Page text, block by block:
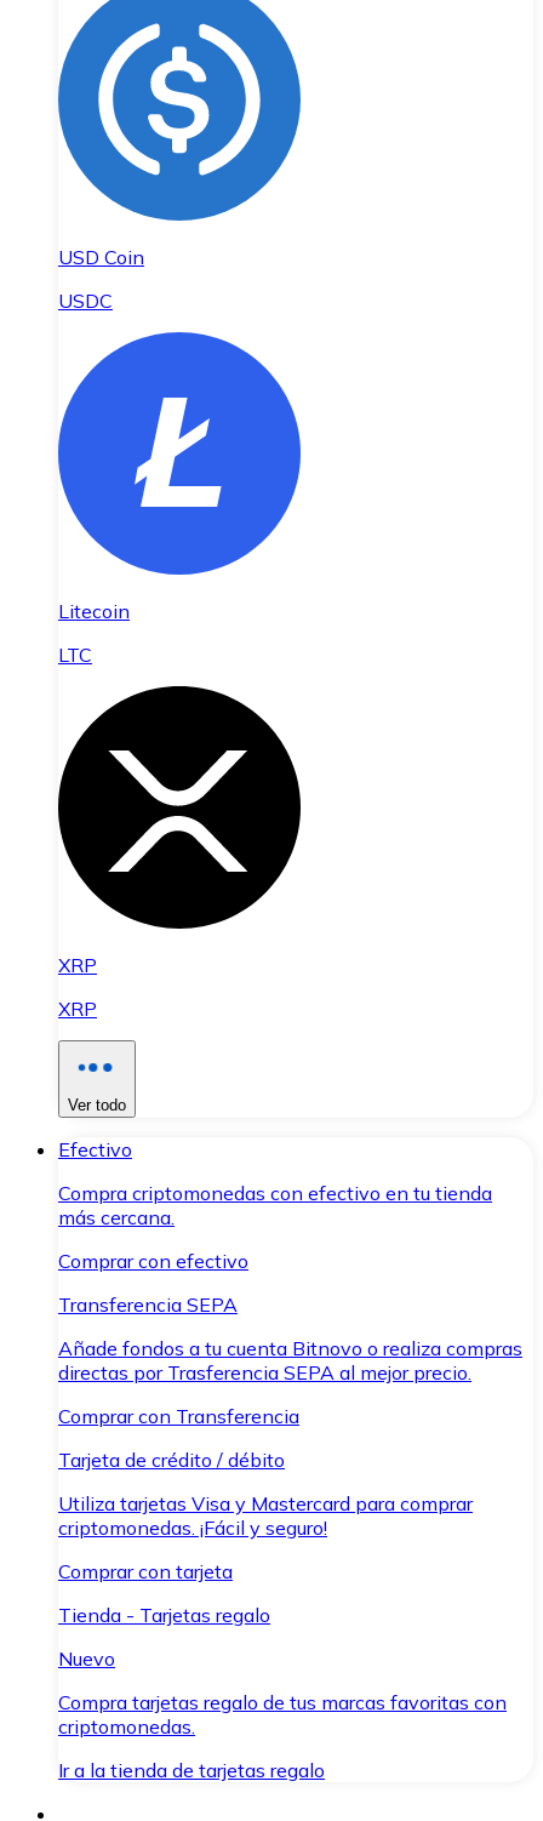
USD Coin
USDC
Litecoin
LTC
XRP
XRP
Ver todo
Efectivo
Compra criptomonedas con efectivo en tu tienda
más cercana.
Comprar con efectivo
Transferencia SEPA
Añade fondos a tu cuenta Bitnovo o realiza compras
directas por Trasferencia SEPA al mejor precio.
Comprar con Transferencia
Tarjeta de crédito / débito
Utiliza tarjetas Visa y Mastercard para comprar
criptomonedas. ¡Fácil y seguro!
Comprar con tarjeta
Tienda - Tarjetas regalo
Nuevo
Compra tarjetas regalo de tus marcas favoritas con
criptomonedas.
Ir a la tienda de tarjetas regalo